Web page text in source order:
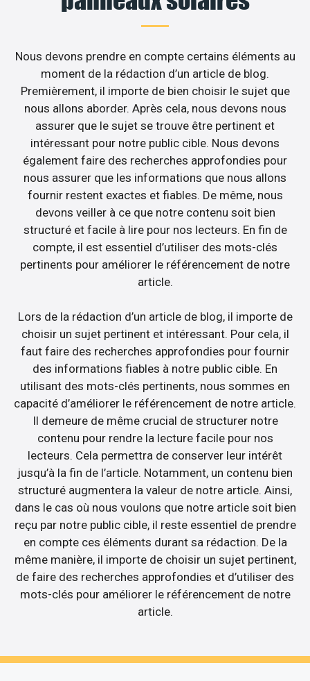
Nous devons prendre en compte certains éléments au
moment de la rédaction d’un article de blog.
Premièrement, il importe de bien choisir le sujet que
nous allons aborder. Après cela, nous devons nous
assurer que le sujet se trouve être pertinent et
intéressant pour notre public cible. Nous devons
également faire des recherches approfondies pour
nous assurer que les informations que nous allons
fournir restent exactes et fiables. De même, nous
devons veiller à ce que notre contenu soit bien
structuré et facile à lire pour nos lecteurs. En fin de
compte, il est essentiel d’utiliser des mots-clés
pertinents pour améliorer le référencement de notre
article.
Lors de la rédaction d’un article de blog, il importe de
choisir un sujet pertinent et intéressant. Pour cela, il
faut faire des recherches approfondies pour fournir
des informations fiables à notre public cible. En
utilisant des mots-clés pertinents, nous sommes en
capacité d’améliorer le référencement de notre article.
Il demeure de même crucial de structurer notre
contenu pour rendre la lecture facile pour nos
lecteurs. Cela permettra de conserver leur intérêt
jusqu’à la fin de l’article. Notamment, un contenu bien
structuré augmentera la valeur de notre article. Ainsi,
dans le cas où nous voulons que notre article soit bien
reçu par notre public cible, il reste essentiel de prendre
en compte ces éléments durant sa rédaction. De la
même manière, il importe de choisir un sujet pertinent,
de faire des recherches approfondies et d’utiliser des
mots-clés pour améliorer le référencement de notre
article.